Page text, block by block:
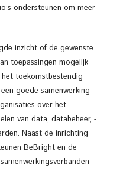
ondersteunen om meer
inzicht of de gewenste
toepassingen mogelijk
het toekomstbestendig
goede samenwerking
over het
van data, databeheer, -
Naast de inrichting
BeBright en de